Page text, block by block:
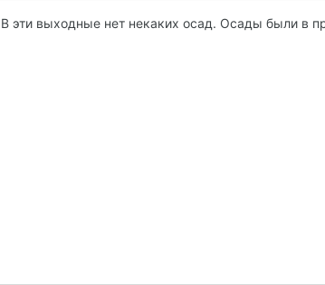
В эти выходные нет некаких осад. Осады были в